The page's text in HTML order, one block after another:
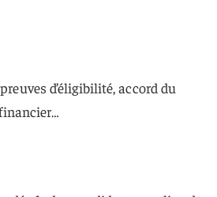
d’éligibilité, accord du